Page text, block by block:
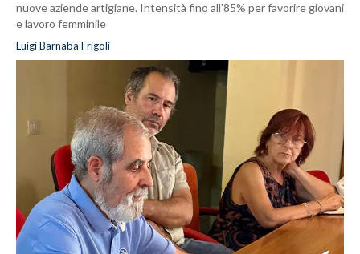
nuove aziende artigiane. Intensità fino all’85% per favorire giovani
e lavoro femminile
Luigi Barnaba Frigoli